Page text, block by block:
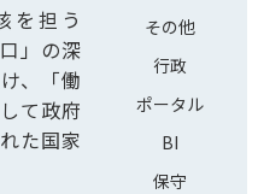
を担う
」の深
、「働
て政府
た国家
その他
行政
ポータル
BI
保守